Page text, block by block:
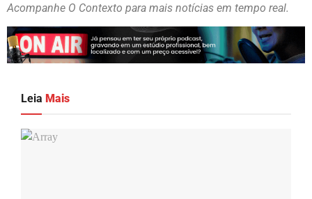
Acompanhe O Contexto para mais notícias em tempo real.
Leia Mais